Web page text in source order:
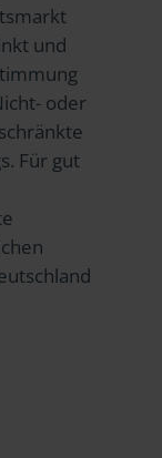
und
oder
Für gut